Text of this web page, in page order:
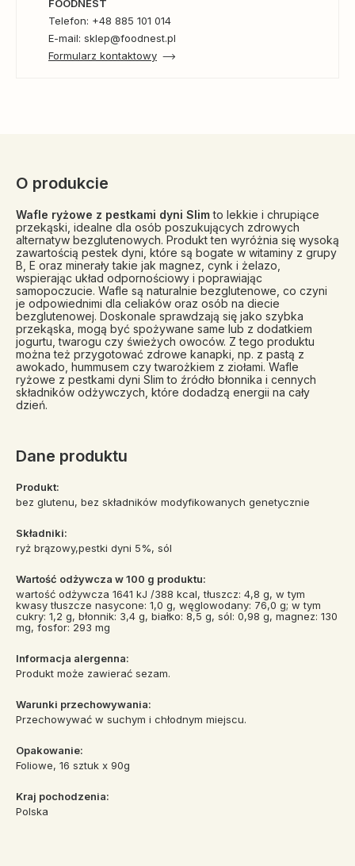
FOODNEST
Telefon: +48 885 101 014
E-mail: sklep@foodnest.pl
Formularz kontaktowy
O produkcie
Wafle ryżowe z pestkami dyni Slimto lekkie i chrupiące
przekąski, idealne dla osób poszukujących zdrowych
alternatyw bezglutenowych. Produkt ten wyróżnia się wysoką
zawartością pestek dyni, które są bogate w witaminy z grupy
B, E oraz minerały takie jak magnez, cynk i żelazo,
wspierając układ odpornościowy i poprawiając
samopoczucie. Wafle są naturalnie bezglutenowe, co czyni
je odpowiednimi dla celiaków oraz osób na diecie
bezglutenowej. Doskonale sprawdzają się jako szybka
przekąska, mogą być spożywane same lub z dodatkiem
jogurtu, twarogu czy świeżych owoców. Z tego produktu
można też przygotować zdrowe kanapki, np. z pastą z
awokado, hummusem czy twarożkiem z ziołami. Wafle
ryżowe z pestkami dyni Slim to źródło błonnika i cennych
składników odżywczych, które dodadzą energii na cały
dzień.
Dane produktu
Produkt:
bez glutenu, bez składników modyfikowanych genetycznie
Składniki:
ryż brązowy,pestki dyni 5%, sól
Wartość odżywcza w 100 g produktu:
wartość odżywcza 1641 kJ /388 kcal, tłuszcz: 4,8 g, w tym
kwasy tłuszcze nasycone: 1,0 g, węglowodany: 76,0 g; w tym
cukry: 1,2 g, błonnik: 3,4 g, białko: 8,5 g, sól: 0,98 g, magnez: 130
mg, fosfor: 293 mg
Informacja alergenna:
Produkt może zawierać sezam.
Warunki przechowywania:
Przechowywać w suchym i chłodnym miejscu.
Opakowanie:
Foliowe, 16 sztuk x 90g
Kraj pochodzenia:
Polska